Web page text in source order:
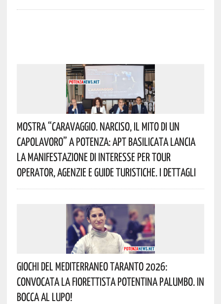
Mostra “Caravaggio. Narciso, Il Mito Di Un
Capolavoro” A Potenza: APT Basilicata Lancia
La Manifestazione Di Interesse Per Tour
Operator, Agenzie E Guide Turistiche. I Dettagli
Giochi Del Mediterraneo Taranto 2026:
Convocata La Fiorettista Potentina Palumbo. In
Bocca Al Lupo!